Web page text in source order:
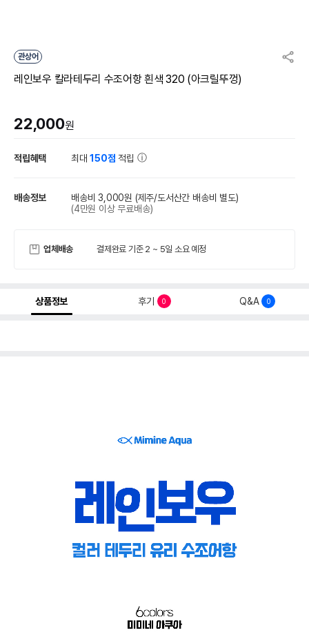
관상어
레인보우 칼라테두리 수조어항 흰색 320 (아크릴뚜껑)
22,000원
적립혜택 최대150점 적립
배송정보 배송비 3,000원 (제주/도서산간 배송비 별도)
(4만원 이상 무료배송)
업체배송 결제완료 기준 2 ~ 5일 소요 예정
상품정보 후기 0 Q&A 0